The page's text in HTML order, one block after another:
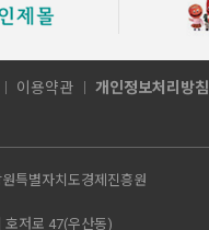
이용약관 개인정보처리방침
특별자치도경제진흥원
호저로 47(우산동)